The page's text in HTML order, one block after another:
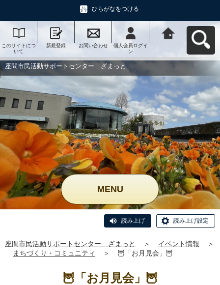
ひらがなをつける
このサイトにつ
いて
新規登録 お問い合わせ
個人会員ログイ
ン
ー ざまっとへ
座間市民活動サポートセンター ざまっと
MENU
読み上げ 読み上げ設定
座間市民活動サポートセンター ざまっと ＞ イベント情報
＞
まちづくり・コミュニティ
＞ 🦉「お月見会」🦉
🦉「お月見会」🦉